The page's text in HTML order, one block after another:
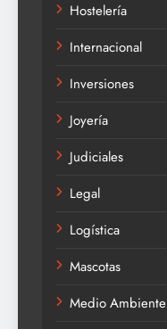
Hostelería
Internacional
Inversiones
Joyería
Judiciales
Legal
Logística
Mascotas
Medio Ambiente